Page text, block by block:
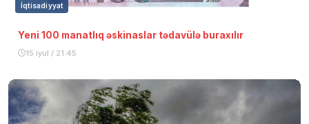
İqtisadiyyat
Yeni 100 manatlıq əskinaslar tədavülə buraxılır
15 iyul / 21:45